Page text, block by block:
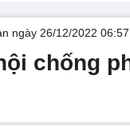
ngày 26/12/2022
chống